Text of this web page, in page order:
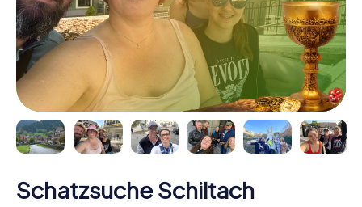
Schatzsuche Schiltach